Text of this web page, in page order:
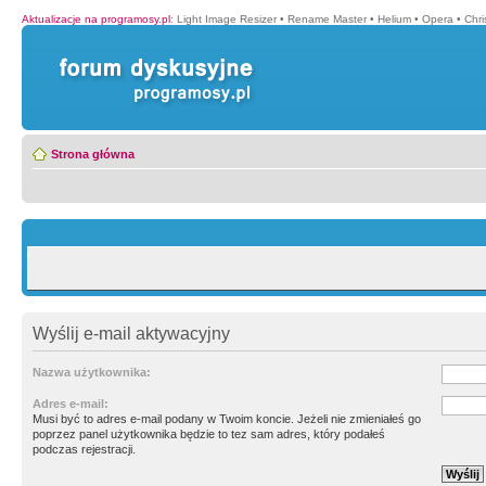
Aktualizacje na programosy.pl: Light Image Resizer • Rename Master • Helium • Opera •
Strona główna
Wyślij e-mail aktywacyjny
Nazwa użytkownika:
Adres e-mail:
Musi być to adres e-mail podany w Twoim koncie. Jeżeli nie zmieniałeś go
poprzez panel użytkownika będzie to tez sam adres, który podałeś
podczas rejestracji.